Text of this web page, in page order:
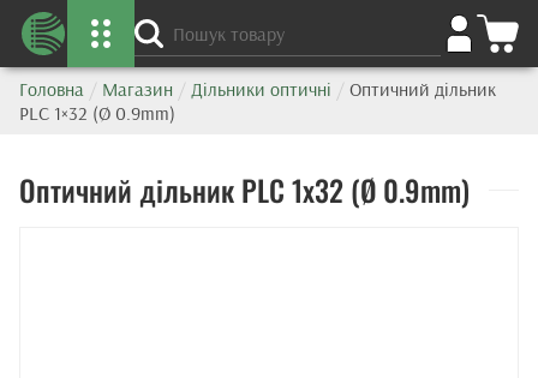
Головна / Магазин / Дільники оптичні / Оптичний дільник
PLC 1×32 (Ø 0.9mm)
Оптичний дільник PLC 1x32 (Ø 0.9mm)